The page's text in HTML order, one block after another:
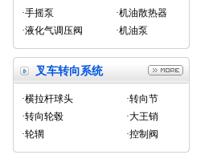
·手摇泵
·机油散热器
·液化气调压阀
·机油泵
叉车转向系统
·横拉杆球头
·转向节
·转向轮毂
·大王销
·轮辋
·控制阀